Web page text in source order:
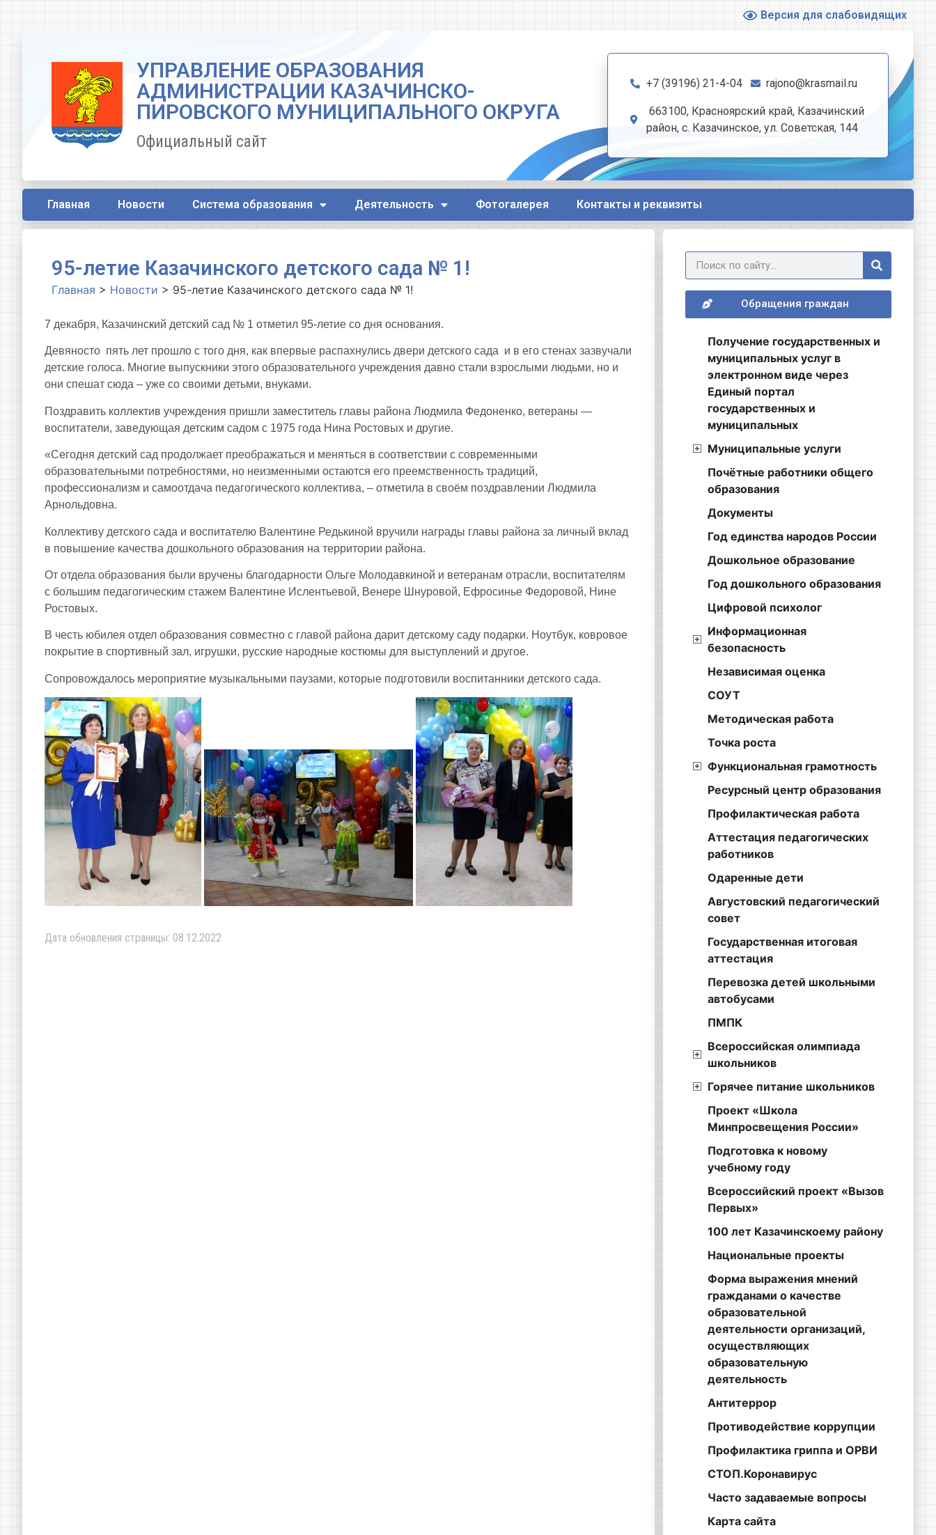
Версия для слабовидящих
УПРАВЛЕНИЕ ОБРАЗОВАНИЯ
АДМИНИСТРАЦИИ КАЗАЧИНСКО-
ПИРОВСКОГО МУНИЦИПАЛЬНОГО ОКРУГА
Официальный сайт
+7 (39196) 21-4-04 rajono@krasmail.ru
663100, Красноярский край, Казачинский
район, с. Казачинское, ул. Советская, 144
Главная Новости Система образования Деятельность Фотогалерея Контакты и реквизиты
95-летие Казачинского детского сада № 1!
Главная > Новости > 95-летие Казачинского детского сада № 1!
7 декабря, Казачинский детский сад № 1 отметил 95-летие со дня основания.
Девяносто пять лет прошло с того дня, как впервые распахнулись двери детского сада и в его стенах зазвучали
детские голоса. Многие выпускники этого образовательного учреждения давно стали взрослыми людьми, но и
они спешат сюда – уже со своими детьми, внуками.
Поздравить коллектив учреждения пришли заместитель главы района Людмила Федоненко, ветераны —
воспитатели, заведующая детским садом с 1975 года Нина Ростовых и другие.
«Сегодня детский сад продолжает преображаться и меняться в соответствии с современными
образовательными потребностями, но неизменными остаются его преемственность традиций,
профессионализм и самоотдача педагогического коллектива, – отметила в своём поздравлении Людмила
Арнольдовна.
Коллективу детского сада и воспитателю Валентине Редькиной вручили награды главы района за личный вклад
в повышение качества дошкольного образования на территории района.
От отдела образования были вручены благодарности Ольге Молодавкиной и ветеранам отрасли, воспитателям
с большим педагогическим стажем Валентине Ислентьевой, Венере Шнуровой, Ефросинье Федоровой, Нине
Ростовых.
В честь юбилея отдел образования совместно с главой района дарит детскому саду подарки. Ноутбук, ковровое
покрытие в спортивный зал, игрушки, русские народные костюмы для выступлений и другое.
Сопровождалось мероприятие музыкальными паузами, которые подготовили воспитанники детского сада.
Дата обновления страницы: 08.12.2022
Обращения граждан
Получение государственных и
муниципальных услуг в
электронном виде через
Единый портал
государственных и
муниципальных
Муниципальные услуги
Почётные работники общего
образования
Документы
Год единства народов России
Дошкольное образование
Год дошкольного образования
Цифровой психолог
Информационная
безопасность
Независимая оценка
СОУТ
Методическая работа
Точка роста
Функциональная грамотность
Ресурсный центр образования
Профилактическая работа
Аттестация педагогических
работников
Одаренные дети
Августовский педагогический
совет
Государственная итоговая
аттестация
Перевозка детей школьными
автобусами
ПМПК
Всероссийская олимпиада
школьников
Горячее питание школьников
Проект «Школа
Минпросвещения России»
Подготовка к новому
учебному году
Всероссийский проект «Вызов
Первых»
100 лет Казачинскоему району
Национальные проекты
Форма выражения мнений
гражданами о качестве
образовательной
деятельности организаций,
осуществляющих
образовательную
деятельность
Антитеррор
Противодействие коррупции
Профилактика гриппа и ОРВИ
СТОП.Коронавирус
Часто задаваемые вопросы
Карта сайта